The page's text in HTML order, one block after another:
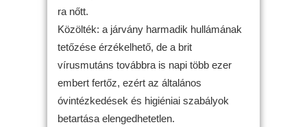
ra nőtt.
Közölték: a járvány harmadik hullámának
tetőzése érzékelhető, de a brit
vírusmutáns továbbra is napi több ezer
embert fertőz, ezért az általános
óvintézkedések és higiéniai szabályok
betartása elengedhetetlen.